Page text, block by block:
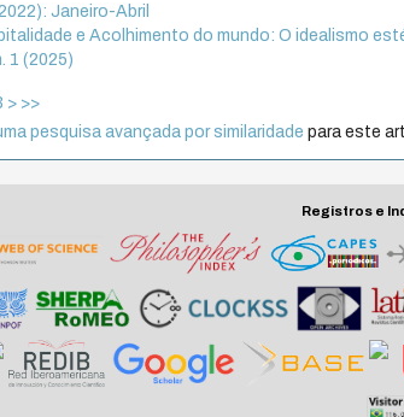
Janeiro-Abril
e Acolhimento do mundo: O idealismo
1 (2025)
> >>
pesquisa avançada por similaridade para este
Registros e